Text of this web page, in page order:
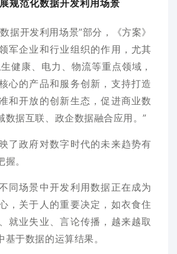
规范化数据开发利用场景
据开发利用场景”部分，《方案》
军企业和行业组织的作用，尤其
健康、电力、物流等重点领域，
心的产品和服务创新，支持打造
和开放的创新生态，促进商业数
数据互联、政企数据融合应用。”
了政府对数字时代的未来趋势有
。
同场景中开发利用数据正在成为
，关于人的重要决定，如衣食住
就业失业、言论传播，越来越取
基于数据的运算结果。